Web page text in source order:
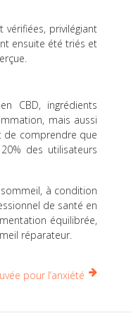
privilégiant
ensuite été triés et
CBD, ingrédients
mais aussi
de comprendre que
des utilisateurs
à condition
de santé en
équilibrée,
réparateur.
pour l’anxiété